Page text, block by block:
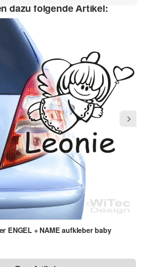
habe ich zur Kenntnis
)
Datenschutzerklärung
abschicken
dazu folgende Artikel:
ENGEL + NAME aufkleber baby